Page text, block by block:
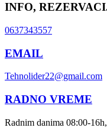
INFO,
0637343557
EMAIL
Tehnolider22@gmail.com
RADNO VREME
Radnim danima 08:00-